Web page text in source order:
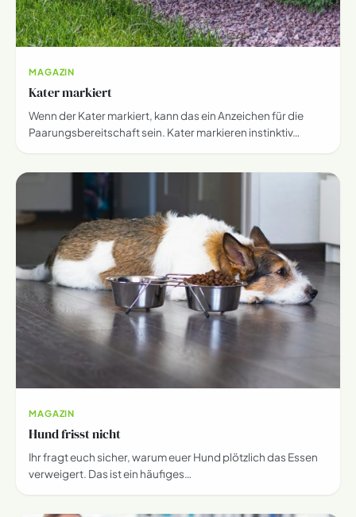
MAGAZIN
Kater markiert
Wenn der Kater markiert, kann das ein Anzeichen für die
Paarungsbereitschaft sein. Kater markieren instinktiv…
MAGAZIN
Hund frisst nicht
Ihr fragt euch sicher, warum euer Hund plötzlich das Essen
verweigert. Das ist ein häufiges…